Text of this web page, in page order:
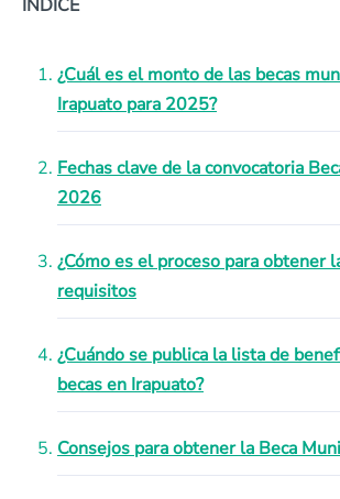
ÍNDICE
¿Cuál es el monto de las becas
Irapuato para 2025?
Fechas clave de la convocatoria
2026
¿Cómo es el proceso para obtener
requisitos
¿Cuándo se publica la lista de
becas en Irapuato?
Consejos para obtener la Beca